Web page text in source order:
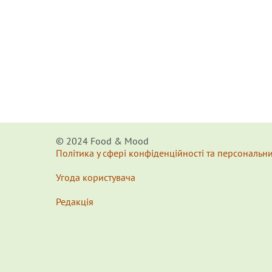
© 2024 Food & Мood
Політика у сфері конфіденційності та
Угода користувача
Редакція